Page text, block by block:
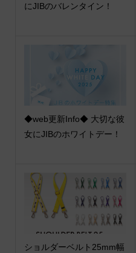
にJIBのバレンタイン！
◆web更新Info◆ 大切な彼
女にJIBのホワイトデー！
ショルダーベルト25mm幅